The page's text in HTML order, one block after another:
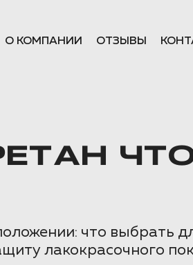
О КОМПАНИИ ОТЗЫВЫ
что выбрать
лакокрасочного